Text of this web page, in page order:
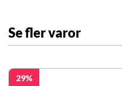
Se fler varor
29